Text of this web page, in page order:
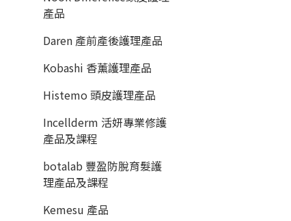
產品
Daren 產前產後護理產品
Kobashi 香薰護理產品
Histemo 頭皮護理產品
Incellderm 活妍專業修護
產品及課程
botalab 豐盈防脫育髮護
理產品及課程
Kemesu 產品